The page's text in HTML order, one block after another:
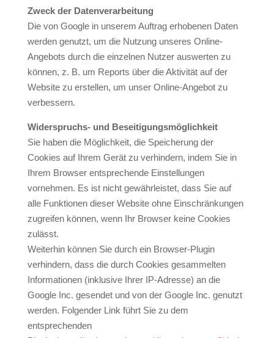
Zweck der Datenverarbeitung
Die von Google in unserem Auftrag erhobenen Daten
werden genutzt, um die Nutzung unseres Online-
Angebots durch die einzelnen Nutzer auswerten zu
können, z. B. um Reports über die Aktivität auf der
Website zu erstellen, um unser Online-Angebot zu
verbessern.
Widerspruchs- und Beseitigungsmöglichkeit
Sie haben die Möglichkeit, die Speicherung der
Cookies auf Ihrem Gerät zu verhindern, indem Sie in
Ihrem Browser entsprechende Einstellungen
vornehmen. Es ist nicht gewährleistet, dass Sie auf
alle Funktionen dieser Website ohne Einschränkungen
zugreifen können, wenn Ihr Browser keine Cookies
zulässt.
Weiterhin können Sie durch ein Browser-Plugin
verhindern, dass die durch Cookies gesammelten
Informationen (inklusive Ihrer IP-Adresse) an die
Google Inc. gesendet und von der Google Inc. genutzt
werden. Folgender Link führt Sie zu dem
entsprechenden